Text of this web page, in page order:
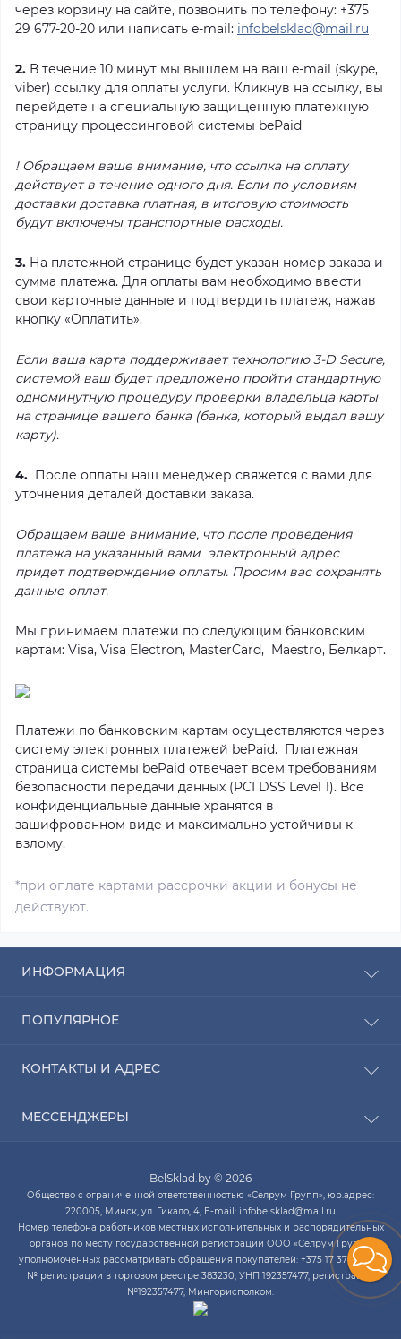
через корзину на сайте, позвонить по телефону: +375
29 677-20-20 или написать e-mail: infobelsklad@mail.ru
2. В течение 10 минут мы вышлем на ваш e-mail (skype,
viber) ссылку для оплаты услуги. Кликнув на ссылку, вы
перейдете на специальную защищенную платежную
страницу процессинговой системы bePaid
! Обращаем ваше внимание, что ссылка на оплату
действует в течение одного дня. Если по условиям
доставки доставка платная, в итоговую стоимость
будут включены транспортные расходы.
3. На платежной странице будет указан номер заказа и
сумма платежа. Для оплаты вам необходимо ввести
свои карточные данные и подтвердить платеж, нажав
кнопку «Оплатить».
Если ваша карта поддерживает технологию 3-D Secure,
системой ваш будет предложено пройти стандартную
одноминутную процедуру проверки владельца карты
на странице вашего банка (банка, который выдал вашу
карту).
4. После оплаты наш менеджер свяжется с вами для
уточнения деталей доставки заказа.
Обращаем ваше внимание, что после проведения
платежа на указанный вами электронный адрес
придет подтверждение оплаты. Просим вас сохранять
данные оплат.
Мы принимаем платежи по следующим банковским
картам: Visa, Visa Electron, MasterCard, Maestro, Белкарт.
Платежи по банковским картам осуществляются через
систему электронных платежей bePaid. Платежная
страница системы bePaid отвечает всем требованиям
безопасности передачи данных (PCI DSS Level 1). Все
конфиденциальные данные хранятся в
зашифрованном виде и максимально устойчивы к
взлому.
*при оплате картами рассрочки акции и бонусы не
действуют.
ИНФОРМАЦИЯ
Оплата
О компании
Карта сайта
ПОПУЛЯРНОЕ
Насосы для воды
Котлы отопления
КОНТАКТЫ И АДРЕС
до 14:00
ПН-ЧТ с 9:00 до 20:00
ПТ с 9:00 до 19:00
СБ с 10:00 до 14:00
МЕССЕНДЖЕРЫ
WhatsApp
Skype
BelSklad.by © 2026
Общество с ограниченной ответственностью «Селрум Групп», юр.адрес:
220005, Минск, ул. Гикало, 4, E-mail: infobelsklad@mail.ru
Номер телефона работников местных исполнительных и распорядительных
органов по месту государственной регистрации ООО «Селрум Групп»,
уполномоченных рассматривать обращения покупателей: +375 17 378-34-12.
№ регистрации в торговом реестре 383230, УНП 192357477, регистрация
№192357477, Мингорисполком.